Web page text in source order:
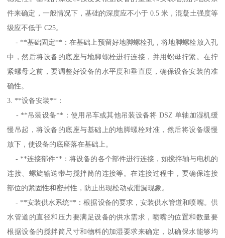
件来确定，一般情况下，基础的深度应不小于 0.5 米，混凝土强度等
级应不低于 C25。
- **基础固定**：在基础上预留好地脚螺栓孔，将地脚螺栓放入孔
中，然后将设备的底座与地脚螺栓进行连接，并用螺母拧紧。在拧
紧螺母之前，要调整好设备的水平度和垂直度，确保设备安装的准
确性。
3. **设备安装**：
- **吊装设备**：使用吊车或其他吊装设备将 DSZ 单轴加湿机缓
慢吊起，将设备的底座与基础上的地脚螺栓对准，然后将设备缓慢
放下，使设备的底座落在基础上。
- **连接部件**：将设备的各个部件进行连接，如搅拌轴与电机的
连接、螺旋输送带与搅拌筒的连接等。在连接过程中，要确保连接
部位的紧固性和密封性，防止出现松动或泄漏现象。
- **安装供水系统**：根据设备的要求，安装供水管道和喷嘴。供
水管道的直径和压力要满足设备的供水需求，喷嘴的位置和数量要
根据设备的搅拌筒尺寸和物料的加湿要求来确定，以确保水能够均